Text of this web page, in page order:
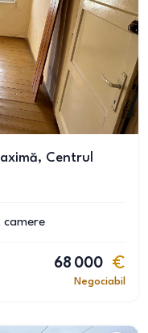
Centrul
camere
68 000
Negociabil